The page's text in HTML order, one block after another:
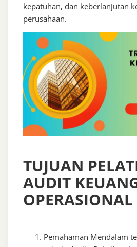
kepatuhan, dan keberlanjutan
perusahaan.
TUJUAN
AUDIT
OPERASIONAL
Pemahaman Mendalam